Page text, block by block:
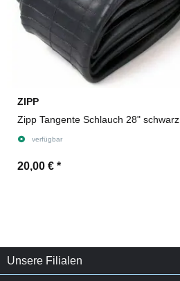
ZIPP
Zipp Tangente Schlauch 28" schwarz
verfügbar
20,00 € *
Unsere Filialen